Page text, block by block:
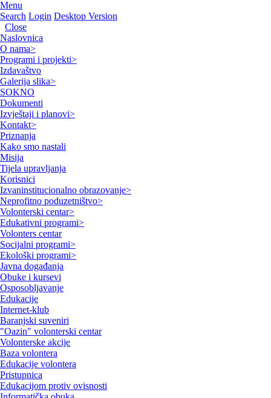
Menu
Search Login Desktop Version
Close
Naslovnica
O nama>
Programi i projekti>
Izdavaštvo
Galerija slika>
SOKNO
Dokumenti
Izvještaji i planovi>
Kontakt>
Priznanja
Kako smo nastali
Misija
Tijela upravljanja
Korisnici
Izvaninstitucionalno obrazovanje>
Neprofitno poduzetništvo>
Volonterski centar>
Edukativni programi>
Volonters centar
Socijalni programi>
Ekološki programi>
Javna događanja
Obuke i kursevi
Osposobljavanje
Edukacije
Internet-klub
Baranjski suveniri
"Oazin" volonterski centar
Volonterske akcije
Baza volontera
Edukacije volontera
Pristupnica
Edukacijom protiv ovisnosti